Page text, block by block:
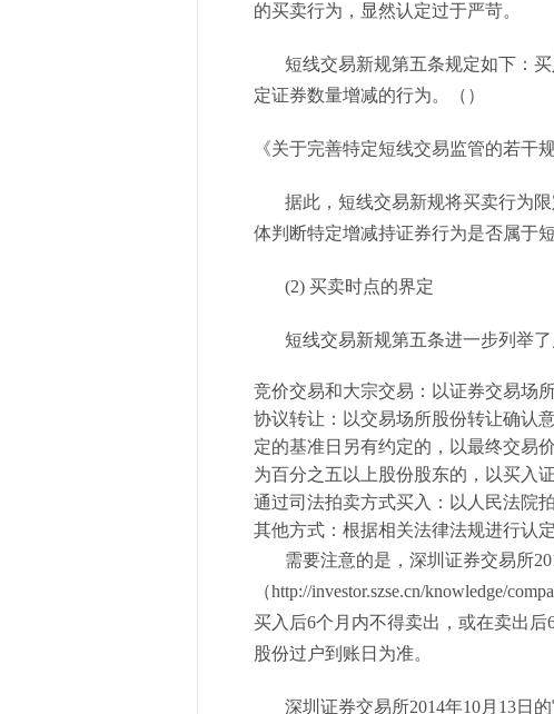
的买卖行为，显然认定过于严苛。
短线交易新规第五条规定如下：买
定证券数量增减的行为。（）
《关于完善特定短线交易监管的若干
据此，短线交易新规将买卖行为限
体判断特定增减持证券行为是否属于
(2) 买卖时点的界定
短线交易新规第五条进一步列举了
竞价交易和大宗交易：以证券交易场
协议转让：以交易场所股份转让确认
定的基准日另有约定的，以最终交易
为百分之五以上股份股东的，以买入
通过司法拍卖方式买入：以人民法院
其他方式：根据相关法律法规进行认定
需要注意的是，深圳证券交易所
（http://investor.szse.cn/knowledge/
买入后6个月内不得卖出，或在卖出
股份过户到账日为准。
深圳证券交易所2014年10月13日的